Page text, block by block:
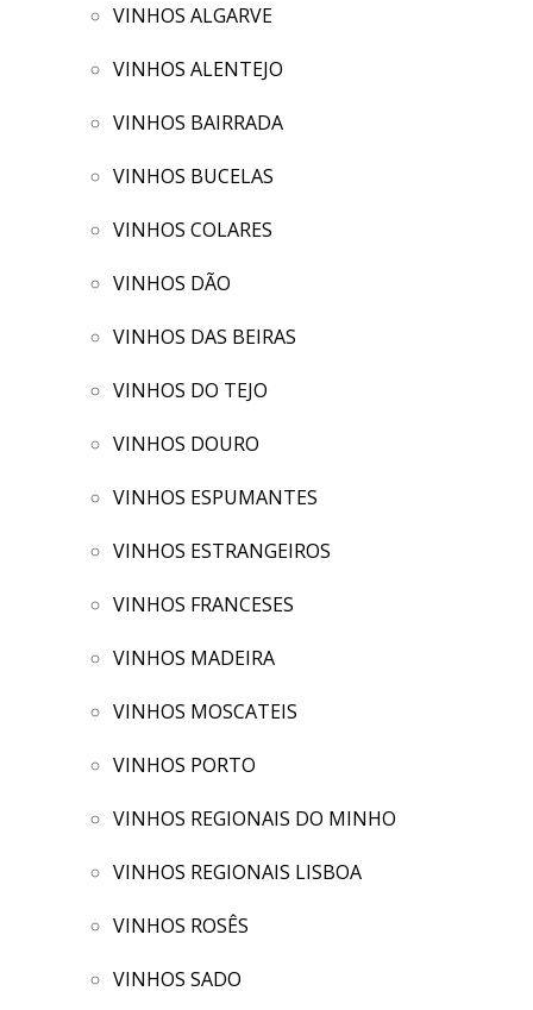
VINHOS ALGARVE
VINHOS ALENTEJO
VINHOS BAIRRADA
VINHOS BUCELAS
VINHOS COLARES
VINHOS DÃO
VINHOS DAS BEIRAS
VINHOS DO TEJO
VINHOS DOURO
VINHOS ESPUMANTES
VINHOS ESTRANGEIROS
VINHOS FRANCESES
VINHOS MADEIRA
VINHOS MOSCATEIS
VINHOS PORTO
VINHOS REGIONAIS DO MINHO
VINHOS REGIONAIS LISBOA
VINHOS ROSÊS
VINHOS SADO